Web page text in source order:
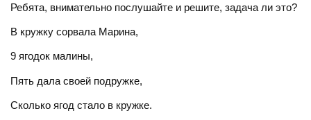
Ребята, внимательно послушайте и решите, задача ли это?
В кружку сорвала Марина,
9 ягодок малины,
Пять дала своей подружке,
Сколько ягод стало в кружке.